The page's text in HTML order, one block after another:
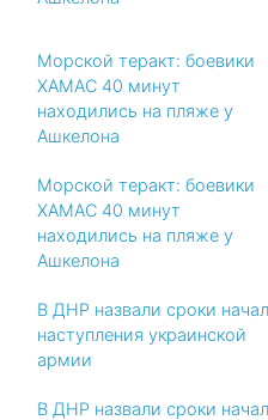
Морской теракт: боевики
ХАМАС 40 минут
находились на пляже у
Ашкелона
Морской теракт: боевики
ХАМАС 40 минут
находились на пляже у
Ашкелона
В ДНР назвали сроки
наступления украинской
армии
В ДНР назвали сроки